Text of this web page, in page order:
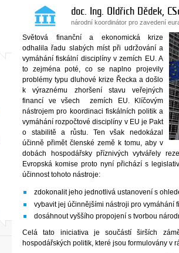
doc. Ing. Oldřich Dědek,
národní koordinátor pro zavedení
Světová finanční a ekonomická krize
odhalila řadu slabých míst při udržování a
vymáhání fiskální disciplíny v zemích EU. A
to zejména poté, co se naplno projevily
problémy typu dluhové krize Řecka a došlo
k výraznému zhoršení stavu veřejných
financí ve všech zemích EU. Klíčovým
nástrojem pro koordinaci fiskálních politik a
vymáhání rozpočtové disciplíny v EU je Pakt
o stabilitě a růstu. Ten však nedokázal
účinně přimět členské země k tomu, aby v
dobách hospodářsky příznivých vytvářely
Evropská komise proto nyní přichází s
účinnost tohoto nástroje:
zdokonalit jeho jednotlivá ustanovení s
vybavit jej účinnějšími nástroji pro vymáhání
dosáhnout vyššího propojení s tvorbou
Celá tato iniciativa je součástí širších
hospodářských politik, které jsou formulovány v